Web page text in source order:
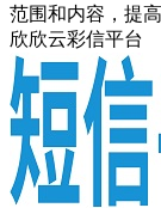
范围和内容，提
欣欣云彩信平台